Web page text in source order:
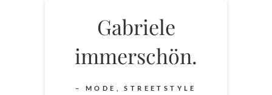
Gabriele
immerschön.
– MODE, STREETSTYLE